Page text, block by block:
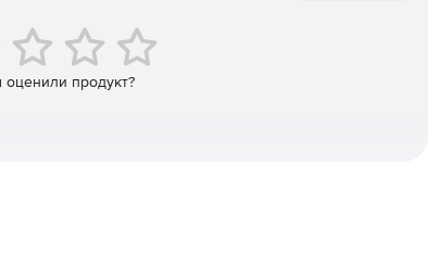
Kendo UI предлагает лучшую производительность
использованием популярных современных
Kendo UI вписывается в среду, поэтому не нужно
продукт?